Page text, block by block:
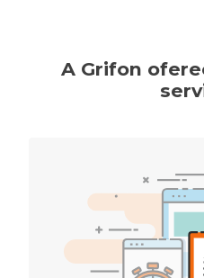
A Grifon